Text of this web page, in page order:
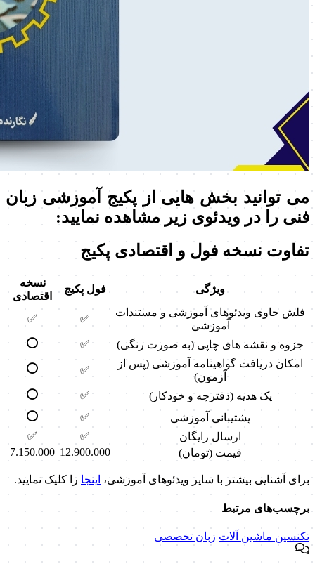
می توانید بخش هایی از پکیج آموزشی زبان
فنی را در ویدئوی زیر مشاهده نمایید:
تفاوت نسخه فول و اقتصادی پکیج
ویژگی فول پکیج
نسخه
اقتصادی
فلش حاوی ویدئوهای آموزشی و مستندات
آموزشی
✅
✅
جزوه و نقشه های چاپی (به صورت رنگی) ✅
⭕
امکان دریافت گواهینامه آموزشی (پس از
آزمون)
✅
⭕
پک هدیه (دفترچه و خودکار) ✅
⭕
پشتیبانی آموزشی
✅
⭕
ارسال رایگان
✅
✅
قیمت (تومان)
12.900.000
7.150.000
برای آشنایی بیشتر با سایر ویدئوهای آموزشی، اینجا را کلیک نمایید.
برچسب‌های مرتبط
تکنسین ماشین آلات زبان تخصصی